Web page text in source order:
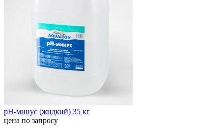
pН-минус (жидкий) 35 кг
цена по запросу